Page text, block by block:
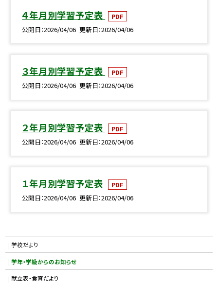
４年月別学習予定表
PDF
公開日 2026/04/06 更新日 2026/04/06
３年月別学習予定表
PDF
公開日 2026/04/06 更新日 2026/04/06
２年月別学習予定表
PDF
公開日 2026/04/06 更新日 2026/04/06
１年月別学習予定表
PDF
公開日 2026/04/06 更新日 2026/04/06
学校だより
学年・学級からのお知らせ
献立表・食育だより